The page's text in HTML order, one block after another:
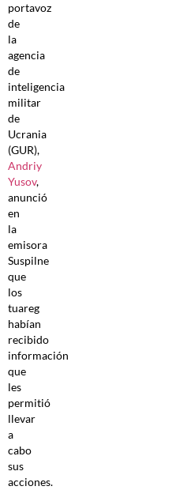
portavoz
de
la
agencia
de
inteligencia
militar
de
Ucrania
(GUR),
Andriy
Yusov,
anunció
en
la
emisora
Suspilne
que
los
tuareg
habían
recibido
información
que
les
permitió
llevar
a
cabo
sus
acciones.